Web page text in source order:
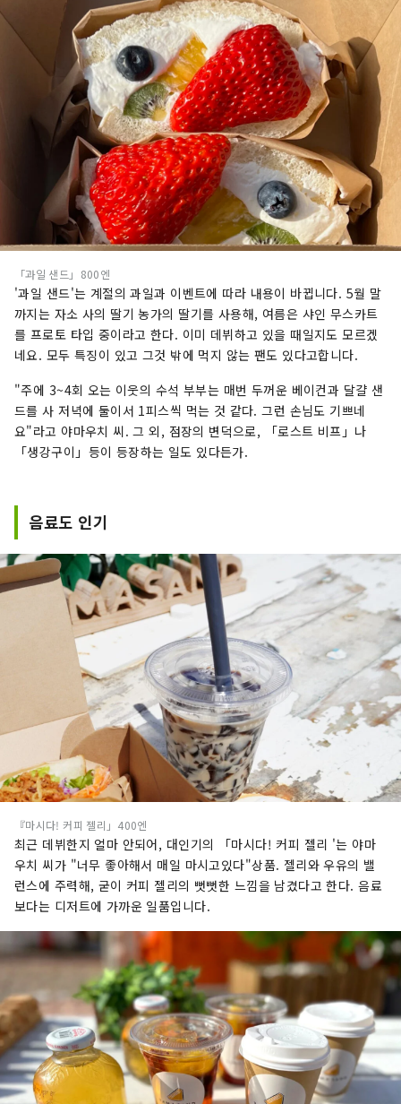
「과일 샌드」800엔
'과일 샌드'는 계절의 과일과 이벤트에 따라 내용이 바뀝니다. 5월 말
까지는 자소 사의 딸기 농가의 딸기를 사용해, 여름은 샤인 무스카트
를 프로토 타입 중이라고 한다. 이미 데뷔하고 있을 때일지도 모르겠
네요. 모두 특징이 있고 그것 밖에 먹지 않는 팬도 있다고합니다.
"주에 3~4회 오는 이웃의 수석 부부는 매번 두꺼운 베이컨과 달걀 샌
드를 사 저녁에 둘이서 1피스씩 먹는 것 같다. 그런 손님도 기쁘네
요"라고 야마우치 씨. 그 외, 점장의 변덕으로, 「로스트 비프」나
「생강구이」등이 등장하는 일도 있다든가.
음료도 인기
『마시다! 커피 젤리」400엔
최근 데뷔한지 얼마 안되어, 대인기의 「마시다! 커피 젤리 '는 야마
우치 씨가 "너무 좋아해서 매일 마시고있다"상품. 젤리와 우유의 밸
런스에 주력해, 굳이 커피 젤리의 뻣뻣한 느낌을 남겼다고 한다. 음료
보다는 디저트에 가까운 일품입니다.